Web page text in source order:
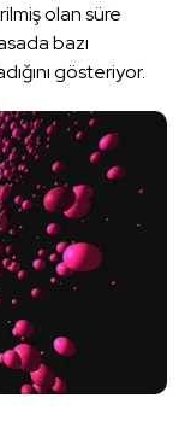
olan süre
bazı
gösteriyor.